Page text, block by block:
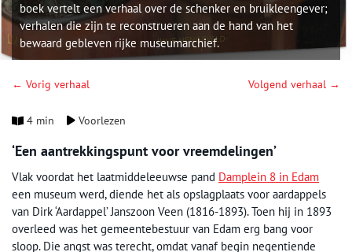
boek vertelt een verhaal over de schenker en bruikleengever;
verhalen die zijn te reconstrueren aan de hand van het
bewaard gebleven rijke museumarchief.
← Vorig verhaal Volgend verhaal →
4 min Voorlezen
‘Een aantrekkingspunt voor vreemdelingen’
Vlak voordat het laatmiddeleeuwse pand Damplein 8 in Edam
een museum werd, diende het als opslagplaats voor aardappels
van Dirk ‘Aardappel’ Janszoon Veen (1816-1893). Toen hij in 1893
overleed was het gemeentebestuur van Edam erg bang voor
sloop. Die angst was terecht, omdat vanaf begin negentiende